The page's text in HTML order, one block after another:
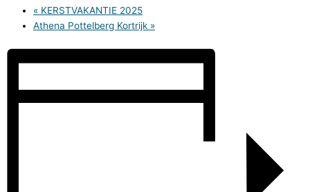
« KERSTVAKANTIE 2025
Athena Pottelberg Kortrijk »